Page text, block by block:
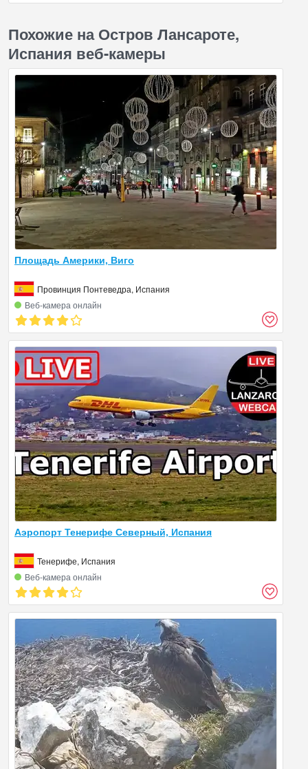
Похожие на Остров Лансароте,
Испания веб-камеры
Площадь Америки, Виго
Провинция Понтеведра, Испания
Веб‑камера онлайн
Аэропорт Тенерифе Северный, Испания
Тенерифе, Испания
Веб‑камера онлайн